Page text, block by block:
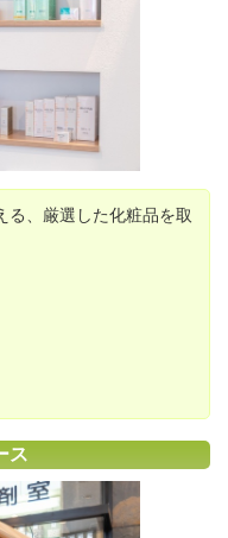
る、厳選した化粧品を取
ス